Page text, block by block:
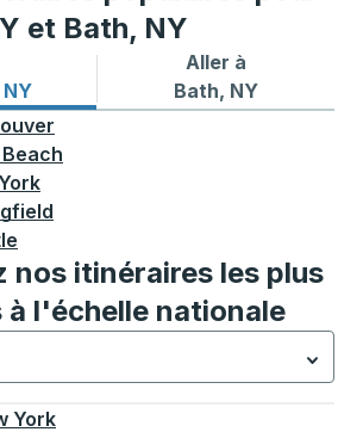
et Bath, NY
depuis Dothan, NY
Aller à
Bath, NY
Itinéraires de bus vers
nos itinéraires les plus
à l'échelle nationale
New York.La sélection est
York